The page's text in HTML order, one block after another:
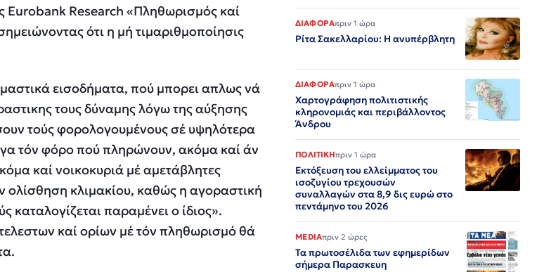
Eurobank Research «Πληθωρισμός καί
ότι η μή τιμαριθμοποίησις
εισοδήματα, πού μπορει απλως νά
τους δύναμης λόγω της αύξησης
τούς φορολογουμένους σέ υψηλότερα
τόν φόρο πού πληρώνουν, ακόμα καί άν
καί νοικοκυριά μέ αμετάβλητες
ολίσθηση κλιμακίου, καθώς η αγοραστική
καταλογίζεται παραμένει ο ίδιος».
καί ορίων μέ τόν πληθωρισμό θά
ΔΙΑΦΟΡΑπριν 1 ώρα
Ρίτα Σακελλαρίου: Η ανυπέρβλητη
ΔΙΑΦΟΡΑπριν 1 ώρα
Χαρτογράφηση πολιτιστικής
κληρονομιάς και περιβάλλοντος
Άνδρου
ΠΟΛΙΤΙΚΗπριν 1 ώρα
Εκτόξευση του ελλείμματος του
ισοζυγίου τρεχουσών
συναλλαγών στα 8,9 δις ευρώ στο
πεντάμηνο του 2026
MEDIAπριν 2 ώρες
Τα πρωτοσέλιδα των εφημερίδων
σήμερα Παρασκευη